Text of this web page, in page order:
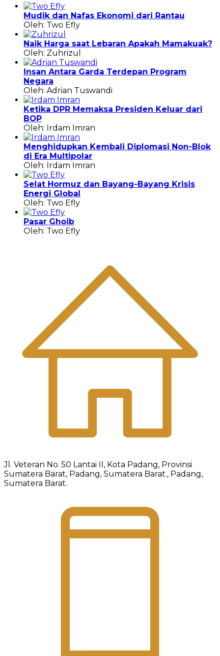
Mudik dan Nafas Ekonomi dari Rantau
Oleh: Two Efly
Naik Harga saat Lebaran Apakah Mamakuak?
Oleh: Zuhrizul
Insan Antara Garda Terdepan Program
Negara
Oleh: Adrian Tuswandi
Ketika DPR Memaksa Presiden Keluar dari
BOP
Oleh: Irdam Imran
Menghidupkan Kembali Diplomasi Non-Blok
di Era Multipolar
Oleh: Irdam Imran
Selat Hormuz dan Bayang-Bayang Krisis
Energi Global
Oleh: Two Efly
Pasar Ghoib
Oleh: Two Efly
Jl. Veteran No. 50 Lantai II, Kota Padang, Provinsi
Sumatera Barat, Padang, Sumatera Barat., Padang,
Sumatera Barat.